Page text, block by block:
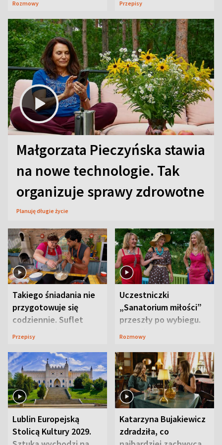
Rozmowy Przepisy
Małgorzata Pieczyńska stawia
na nowe technologie. Tak
organizuje sprawy zdrowotne
Planuję długie życie
Takiego śniadania nie
przygotowuje się
codziennie. Suflet
serowy zachwyca
Przepisy
Uczestniczki
„Sanatorium miłości”
przeszły po wybiegu.
Te stylizacje
Rozmowy
Lublin Europejską
Stolicą Kultury 2029.
Katarzyna Bujakiewicz
zdradziła, co